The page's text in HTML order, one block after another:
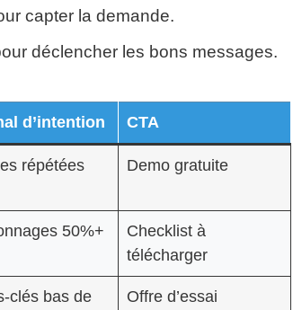
capter la demande.
déclencher les bons messages.
d’intention CTA
répétées Demo gratuite
50%+
Checklist à
télécharger
clés bas de
Offre d’essai